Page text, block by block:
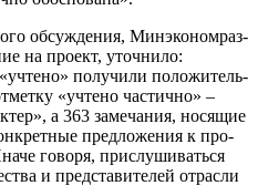
обсуж­де­ния, Минэко­но­мраз­
на про­ект, уточ­ни­ло:
полу­чи­ли поло­жи­тель­
«учте­но частич­но» –
а 363 заме­ча­ния, нося­щие
пред­ло­же­ния к про­
гово­ря, при­слу­ши­вать­ся
и пред­ста­ви­те­лей отрас­ли